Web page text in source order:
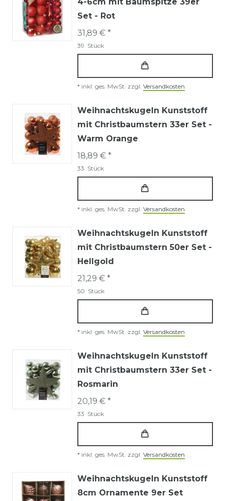
Set - Rot
31,89 € *
39 Stück
* inkl. ges. MwSt. zzgl. Versandkosten
Weihnachtskugeln Kunststoff
mit Christbaumstern 33er Set -
Warm Orange
18,89 € *
33 Stück
* inkl. ges. MwSt. zzgl. Versandkosten
Weihnachtskugeln Kunststoff
mit Christbaumstern 50er Set -
Hellgold
21,29 € *
50 Stück
* inkl. ges. MwSt. zzgl. Versandkosten
Weihnachtskugeln Kunststoff
mit Christbaumstern 33er Set -
Rosmarin
20,19 € *
33 Stück
* inkl. ges. MwSt. zzgl. Versandkosten
Weihnachtskugeln Kunststoff
8cm Ornamente 9er Set